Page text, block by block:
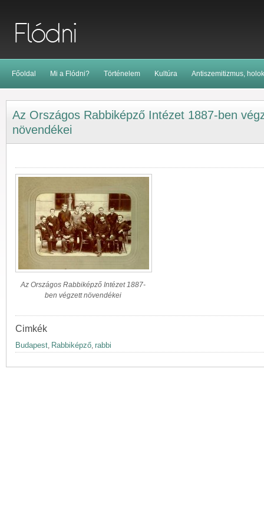
Főoldal Mi a Flódni? Történelem Kultúra Antiszemitizmus,
Az Országos Rabbiképző Intézet 1887-ben
növendékei
Az Országos Rabbiképző Intézet 1887-
ben végzett növendékei
Cimkék
Budapest, Rabbiképző, rabbi